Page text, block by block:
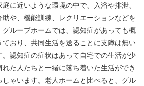
に近いような環境の中で、入浴や排泄、
や、機能訓練、レクリエーションなどを
グループホームでは、認知症があっても概
ており、共同生活を送ることに支障は無い
。認知症の症状はあって自宅での生活が少
れた人たちと一緒に落ち着いた生活ができ
しゃいます。老人ホームと比べると、グル